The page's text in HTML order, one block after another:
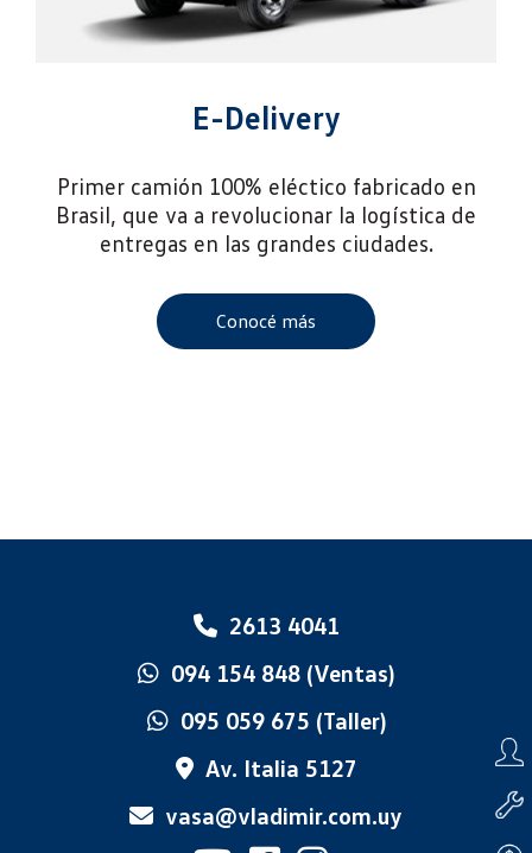
E-Delivery
Primer camión 100% eléctico fabricado en
Brasil, que va a revolucionar la logística de
entregas en las grandes ciudades.
Conocé más
2613 4041
094 154 848 (Ventas)
095 059 675 (Taller)
Av. Italia 5127
vasa@vladimir.com.uy